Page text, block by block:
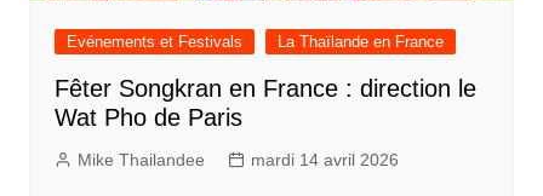
Evénements et Festivals La Thaïlande en France
Fêter Songkran en France : direction le
Wat Pho de Paris
Mike Thailandee mardi 14 avril 2026